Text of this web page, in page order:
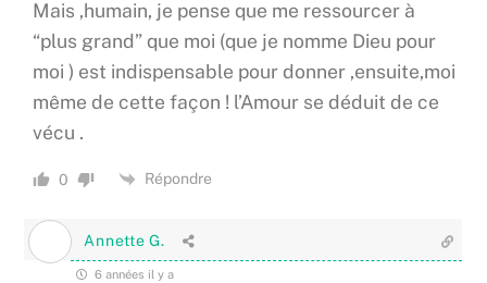
Mais ,humain, je pense que me ressourcer à
“plus grand” que moi (que je nomme Dieu pour
moi ) est indispensable pour donner ,ensuite,moi
même de cette façon ! l’Amour se déduit de ce
vécu .
0 Répondre
Annette G.
6 années il y a